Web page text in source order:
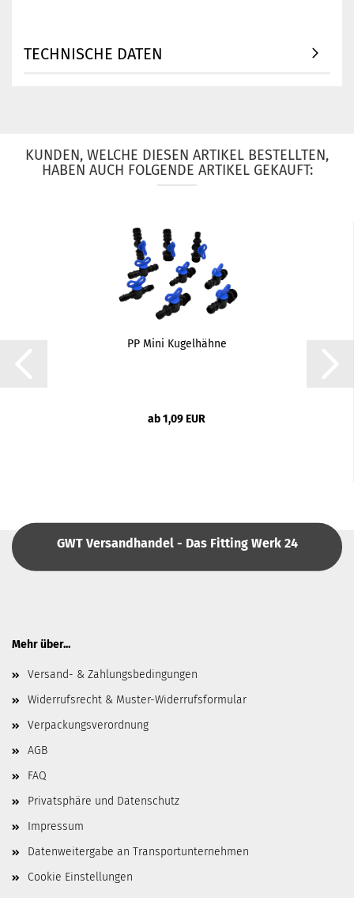
TECHNISCHE DATEN
KUNDEN, WELCHE DIESEN ARTIKEL BESTELLTEN,
HABEN AUCH FOLGENDE ARTIKEL GEKAUFT:
PP Mini Kugelhähne
ab 1,09 EUR
GWT Versandhandel - Das Fitting Werk 24
Mehr über...
Versand- & Zahlungsbedingungen
Widerrufsrecht & Muster-Widerrufsformular
Verpackungsverordnung
AGB
FAQ
Privatsphäre und Datenschutz
Impressum
Datenweitergabe an Transportunternehmen
Cookie Einstellungen